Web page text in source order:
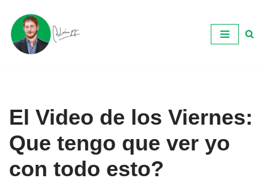
Ir
al
El Video de los Viernes:
Que tengo que ver yo
con todo esto?